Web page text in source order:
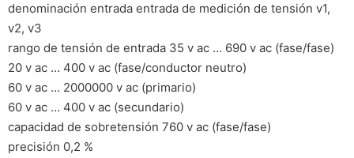
denominación entrada entrada de medición de tensión v1,
v2, v3
rango de tensión de entrada 35 v ac … 690 v ac (fase/fase)
20 v ac … 400 v ac (fase/conductor neutro)
60 v ac … 2000000 v ac (primario)
60 v ac … 400 v ac (secundario)
capacidad de sobretensión 760 v ac (fase/fase)
precisión 0,2 %